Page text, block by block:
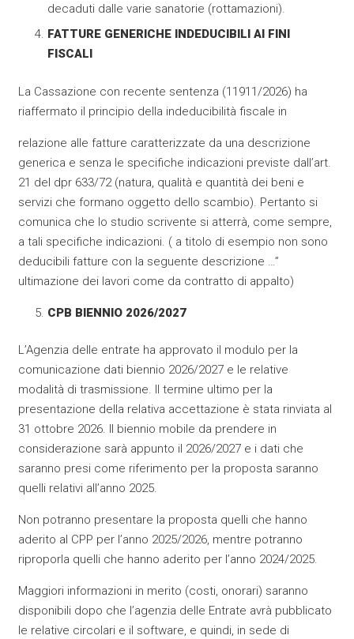
decaduti dalle varie sanatorie (rottamazioni).
FATTURE GENERICHE INDEDUCIBILI AI FINI
FISCALI
La Cassazione con recente sentenza (11911/2026) ha
riaffermato il principio della indeducibilità fiscale in
relazione alle fatture caratterizzate da una descrizione
generica e senza le specifiche indicazioni previste dall’art.
21 del dpr 633/72 (natura, qualità e quantità dei beni e
servizi che formano oggetto dello scambio). Pertanto si
comunica che lo studio scrivente si atterrà, come sempre,
a tali specifiche indicazioni. ( a titolo di esempio non sono
deducibili fatture con la seguente descrizione …”
ultimazione dei lavori come da contratto di appalto)
CPB BIENNIO 2026/2027
L’Agenzia delle entrate ha approvato il modulo per la
comunicazione dati biennio 2026/2027 e le relative
modalità di trasmissione. Il termine ultimo per la
presentazione della relativa accettazione è stata rinviata al
31 ottobre 2026. Il biennio mobile da prendere in
considerazione sarà appunto il 2026/2027 e i dati che
saranno presi come riferimento per la proposta saranno
quelli relativi all’anno 2025.
Non potranno presentare la proposta quelli che hanno
aderito al CPP per l’anno 2025/2026, mentre potranno
riproporla quelli che hanno aderito per l’anno 2024/2025.
Maggiori informazioni in merito (costi, onorari) saranno
disponibili dopo che l’agenzia delle Entrate avrà pubblicato
le relative circolari e il software, e quindi, in sede di